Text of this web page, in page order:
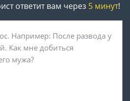
ответит вам через 5 минут!